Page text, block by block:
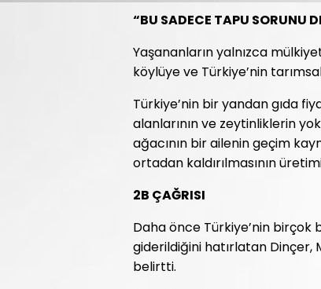
“BU SADECE TAPU SORUNU
Yaşananların yalnızca
köylüye ve Türkiye’nin
Türkiye’nin bir yandan gıda
alanlarının ve zeytinliklerin
ağacının bir ailenin geçim
ortadan kaldırılmasının
2B ÇAĞRISI
Daha önce Türkiye’nin
giderildiğini hatırlatan Dinçer,
belirtti.